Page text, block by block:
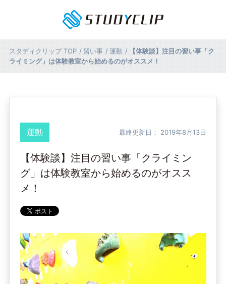
スタディクリップTOP 習い事 運動
【体験談】注目の習い事「ク
ライミング」は体験教室から始めるのがオススメ！
運動 最終更新日： 2019年8月13日
【体験談】注目の習い事「クライミン
グ」は体験教室から始めるのがオスス
メ！